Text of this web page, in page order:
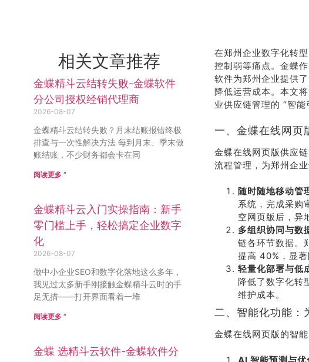
相关文章推荐
金蝶精斗云结转失败-金蝶软件
分公司授权经销代理商
2026-08-07
金蝶精斗云结转失败？月末结账报错终极
排查与一次性解决方法 每到月末、季末做
账结账，不少财务都会卡在同
阅读更多 ”
金蝶精斗云入门实操指南：新手
零门槛上手，轻松搞定企业数字
化
2026-08-07
做中小企业SEO和数字化落地这么多年，
我见过太多新手刚接触金蝶精斗云时的手
足无措——打开界面看着一堆
阅读更多 ”
金蝶 选精斗云软件-金蝶软件分
在郑州企业数字化转
控制弱等痛点。金蝶
软件为郑州企业提供
降低运营成本。本文
业供应链管理的 “智能
一、金蝶在线网页
金蝶在线网页版供应
流程管理，为郑州企
随时随地移动管
系统，完成采购
空网页版后，异
多组织协同与数
链各环节数据。
提高 40%，显著
轻量化部署与低
降低了数字化转
维护成本。
二、智能化功能：
金蝶在线网页版的智